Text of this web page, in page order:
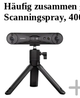
Häufig
Scanningspray,